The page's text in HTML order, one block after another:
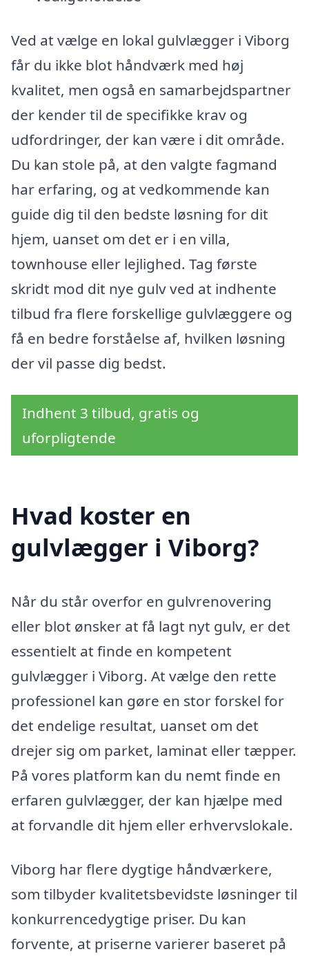
Ved at vælge en lokal gulvlægger i Viborg
får du ikke blot håndværk med høj
kvalitet, men også en samarbejdspartner
der kender til de specifikke krav og
udfordringer, der kan være i dit område.
Du kan stole på, at den valgte fagmand
har erfaring, og at vedkommende kan
guide dig til den bedste løsning for dit
hjem, uanset om det er i en villa,
townhouse eller lejlighed. Tag første
skridt mod dit nye gulv ved at indhente
tilbud fra flere forskellige gulvlæggere og
få en bedre forståelse af, hvilken løsning
der vil passe dig bedst.
Indhent 3 tilbud, gratis og
uforpligtende
Hvad koster en
gulvlægger i Viborg?
Når du står overfor en gulvrenovering
eller blot ønsker at få lagt nyt gulv, er det
essentielt at finde en kompetent
gulvlægger i Viborg. At vælge den rette
professionel kan gøre en stor forskel for
det endelige resultat, uanset om det
drejer sig om parket, laminat eller tæpper.
På vores platform kan du nemt finde en
erfaren gulvlægger, der kan hjælpe med
at forvandle dit hjem eller erhvervslokale.
Viborg har flere dygtige håndværkere,
som tilbyder kvalitetsbevidste løsninger til
konkurrencedygtige priser. Du kan
forvente, at priserne varierer baseret på